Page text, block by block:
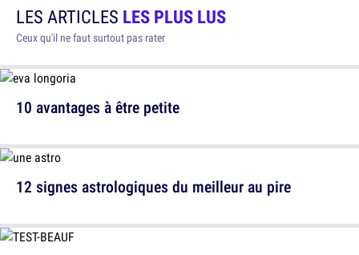
LES ARTICLES LES PLUS LUS
Ceux qu'il ne faut surtout pas rater
10 avantages à être petite
12 signes astrologiques du meilleur au pire